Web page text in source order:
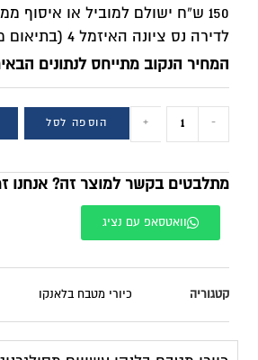
150 ש”ח ישולם למוביל או איסוף
לדירה נס ציונה האיזמל 4 (בתיאום מראש) ללא עלות
המחיר הנקוב מתייחס לנתונים
-
+ הוספה לסל
מתלבטים בקשר למוצר זה? אנחנו
וואטסאפ עם נציג
קטגוריה כיורי מטבח בלאנקו